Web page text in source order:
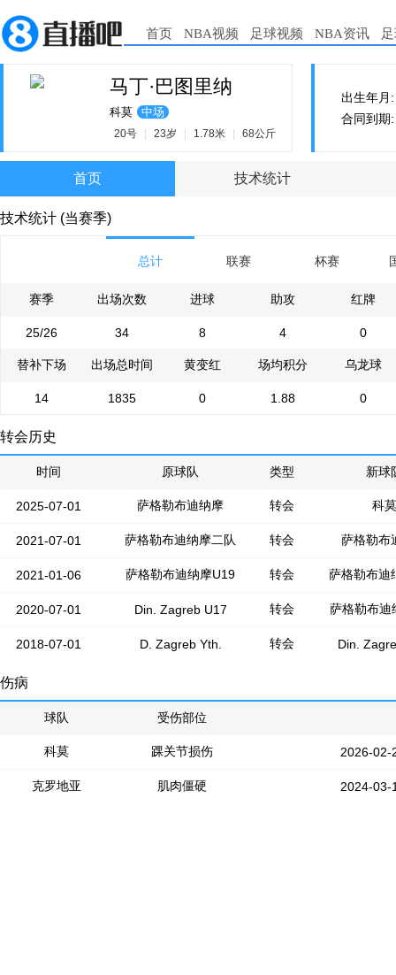
首页 NBA视频 足球视频 NBA资讯
马丁·巴图里纳
科莫 中场
20号 23岁 1.78米 68公斤
出生年月
合同到期
首页 技术统计
技术统计 (当赛季)
总计 联赛 杯赛
赛季 出场次数 进球 助攻 红牌
25/26 34 8 4 0
替补下场 出场总时间 黄变红 场均积分 乌龙球
14 1835 0 1.88 0
转会历史
时间 原球队 类型 新球
2025-07-01 萨格勒布迪纳摩 转会 科莫
2021-07-01 萨格勒布迪纳摩二队 转会 萨格勒布
2021-01-06 萨格勒布迪纳摩U19 转会 萨格勒布迪
2020-07-01 Din. Zagreb U17 转会 萨格勒布迪
2018-07-01 D. Zagreb Yth. 转会 Din.
伤病
球队 受伤部位
科莫 踝关节损伤 2026-02-
克罗地亚 肌肉僵硬 2024-03-